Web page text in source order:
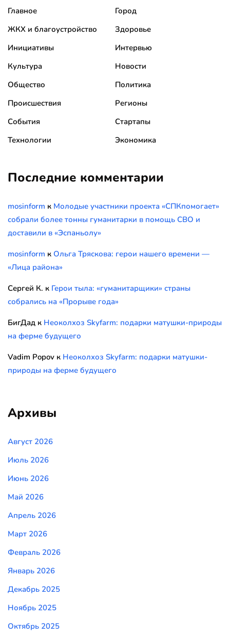
Главное
Город
ЖКХ и благоустройство
Здоровье
Инициативы
Интервью
Культура
Новости
Общество
Политика
Происшествия
Регионы
События
Стартапы
Технологии
Экономика
Последние комментарии
mosinform к Молодые участники проекта «СПКпомогает»
собрали более тонны гуманитарки в помощь СВО и
доставили в «Эспаньолу»
mosinform к Ольга Тряскова: герои нашего времени —
«Лица района»
Сергей К. к Герои тыла: «гуманитарщики» страны
собрались на «Прорыве года»
БигДад к Неоколхоз Skyfarm: подарки матушки-природы
на ферме будущего
Vadim Popov к Неоколхоз Skyfarm: подарки матушки-
природы на ферме будущего
Архивы
Август 2026
Июль 2026
Июнь 2026
Май 2026
Апрель 2026
Март 2026
Февраль 2026
Январь 2026
Декабрь 2025
Ноябрь 2025
Октябрь 2025